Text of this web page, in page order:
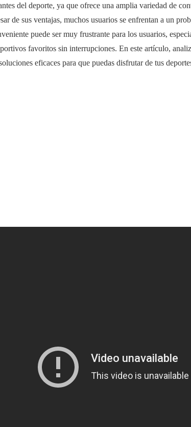
del deporte, ya que ofrece una amplia variedad de
de sus ventajas, muchos usuarios se enfrentan a un
puede ser muy frustrante para los usuarios,
favoritos sin interrupciones. En este artículo,
eficaces para que puedas disfrutar de tus